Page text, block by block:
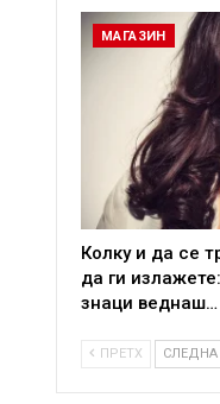
МАГАЗИН
Колку и да се
да ги
знаци веднаш…
ПРЕТХ СЛЕДНА